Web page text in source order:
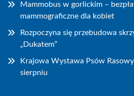
Mammobus w gorlickim –
mammograficzne dla kobiet
Rozpoczyna się przebudowa
„Dukatem”
Krajowa Wystawa Psów
sierpniu